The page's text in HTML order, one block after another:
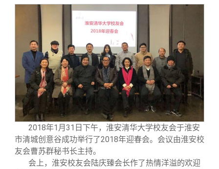
院系校友工作
专业委员会
兴趣群体
西南联大校友会
捐赠新闻
捐赠纪事
捐赠方法
义工计划
《清华校友通讯》
《水木清华》
我要订阅
新媒体平台
百年清华
清华人物
清华故事
青春风采
校友文苑
校友服务
终身学习
信息化服务
三创大赛
校友总会
总会简介
会长致辞
关闭
2018年1月31日下午，淮安清华大学校友会于淮安
市清城创意谷成功举行了2018年迎春会。会议由淮安校
友会曹苏群秘书长主持。
会上，淮安校友会陆庆臻会长作了热情洋溢的欢迎